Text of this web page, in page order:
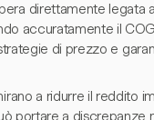
direttamente legata
accuratamente il
di prezzo e
a ridurre il reddito
portare a discrepanze